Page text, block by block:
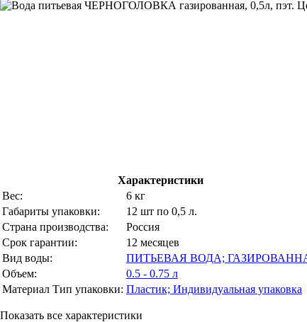
Характеристики
Вес:
6 кг
Габариты упаковки:
12 шт по 0,5 л.
Страна производства:
Россия
Срок гарантии:
12 месяцев
Вид воды:
ПИТЬЕВАЯ ВОДА;
Объем:
0.5 - 0.75 л
Материал Тип упаковки: Пластик; Индивидуальная упаковка
Показать все характеристики